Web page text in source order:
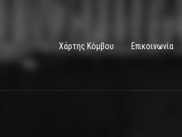
Χάρτης Κόμβου Επικοινωνία